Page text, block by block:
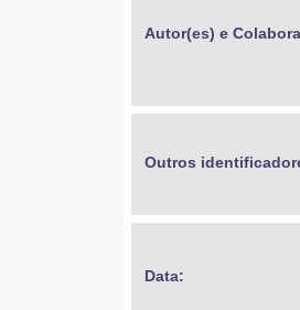
Autor(es) e
Outros
Data: